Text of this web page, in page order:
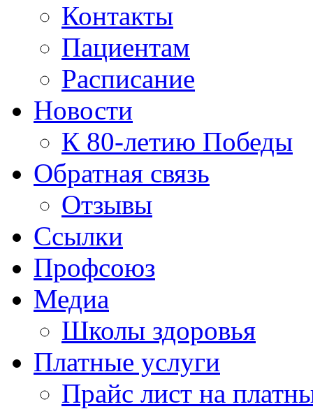
Контакты
Пациентам
Расписание
Новости
К 80-летию Победы
Обратная связь
Отзывы
Ссылки
Профсоюз
Медиа
Школы здоровья
Платные услуги
Прайс лист на